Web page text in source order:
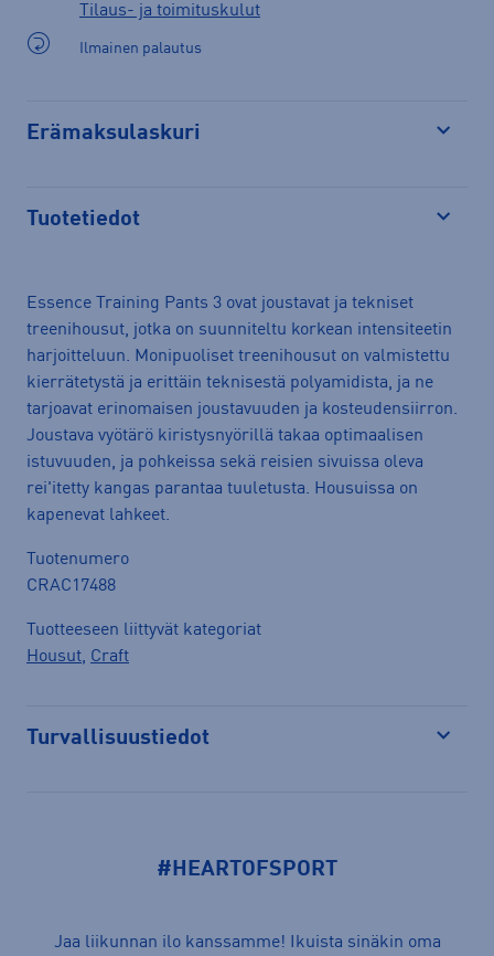
Tilaus- ja toimituskulut
Ilmainen palautus
Erämaksulaskuri
Tuotetiedot
Essence Training Pants 3 ovat joustavat ja tekniset
treenihousut, jotka on suunniteltu korkean intensiteetin
harjoitteluun. Monipuoliset treenihousut on valmistettu
kierrätetystä ja erittäin teknisestä polyamidista, ja ne
tarjoavat erinomaisen joustavuuden ja kosteudensiirron.
Joustava vyötärö kiristysnyörillä takaa optimaalisen
istuvuuden, ja pohkeissa sekä reisien sivuissa oleva
rei'itetty kangas parantaa tuuletusta. Housuissa on
kapenevat lahkeet.
Tuotenumero
CRAC17488
Tuotteeseen liittyvät kategoriat
Housut, Craft
Turvallisuustiedot
#HEARTOFSPORT
Jaa liikunnan ilo kanssamme! Ikuista sinäkin oma